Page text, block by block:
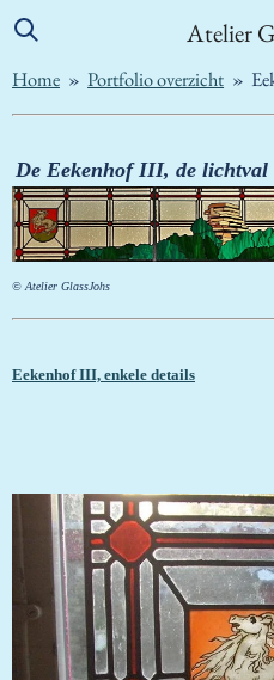
Ga
naar
de
Atelier
Home » Portfolio overzicht »
De Eekenhof III, de
© Atelier GlassJohs
EekenhofIII, enkele details
>